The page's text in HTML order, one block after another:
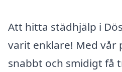
Att hitta städhjälp i
varit enklare! Med vår
snabbt och smidigt få